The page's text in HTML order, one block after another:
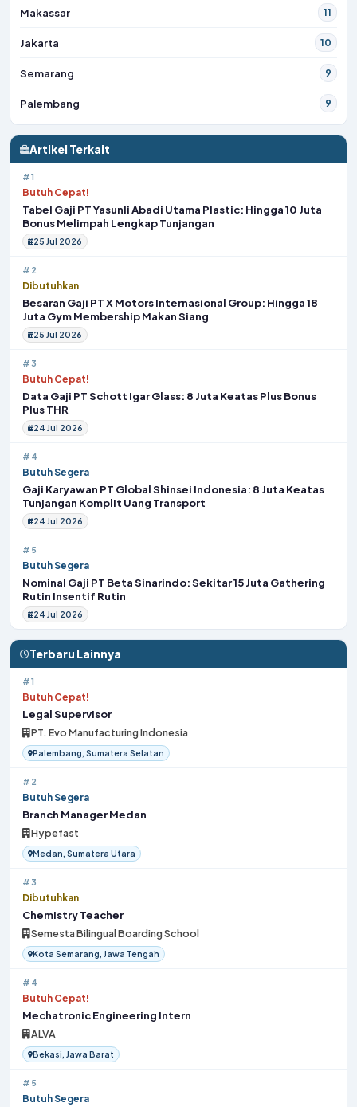
Makassar 11
Jakarta 10
Semarang 9
Palembang 9
Artikel Terkait
#1
Butuh Cepat!
Tabel Gaji PT Yasunli Abadi Utama Plastic: Hingga 10 Juta
Bonus Melimpah Lengkap Tunjangan
25 Jul 2026
#2
Dibutuhkan
Besaran Gaji PT X Motors Internasional Group: Hingga 18
Juta Gym Membership Makan Siang
25 Jul 2026
#3
Butuh Cepat!
Data Gaji PT Schott Igar Glass: 8 Juta Keatas Plus Bonus
Plus THR
24 Jul 2026
#4
Butuh Segera
Gaji Karyawan PT Global Shinsei Indonesia: 8 Juta Keatas
Tunjangan Komplit Uang Transport
24 Jul 2026
#5
Butuh Segera
Nominal Gaji PT Beta Sinarindo: Sekitar 15 Juta Gathering
Rutin Insentif Rutin
24 Jul 2026
Terbaru Lainnya
#1
Butuh Cepat!
Legal Supervisor
PT. Evo Manufacturing Indonesia
Palembang, Sumatera Selatan
#2
Butuh Segera
Branch Manager Medan
Hypefast
Medan, Sumatera Utara
#3
Dibutuhkan
Chemistry Teacher
Semesta Bilingual Boarding School
Kota Semarang, Jawa Tengah
#4
Butuh Cepat!
Mechatronic Engineering Intern
ALVA
Bekasi, Jawa Barat
#5
Butuh Segera